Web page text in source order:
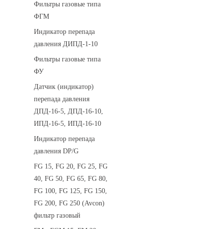
Фильтры газовые типа
ФГМ
Индикатор перепада
давления ДИПД-1-10
Фильтры газовые типа
ФУ
Датчик (индикатор)
перепада давления
ДПД-16-5, ДПД-16-10,
ИПД-16-5, ИПД-16-10
Индикатор перепада
давления DP/G
FG 15, FG 20, FG 25, FG
40, FG 50, FG 65, FG 80,
FG 100, FG 125, FG 150,
FG 200, FG 250 (Avcon)
фильтр газовый